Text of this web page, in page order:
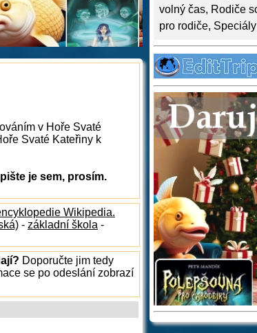
volný čas, Rodiče
pro rodiče, Speciály
v Hoře Svaté
Svaté Kateřiny k
je sem, prosím.
Wikipedia.
- základní škola -
Doporučte jim tedy
se po odeslání zobrazí